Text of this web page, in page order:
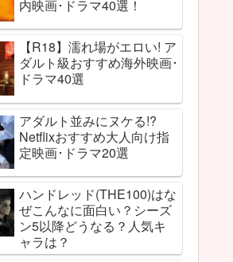
内映画･ドラマ40選！
【R18】濡れ場がエロい! ア
ダルト級おすすめ海外映画･
ドラマ40選
アダルト並みにヌケる!?
Netflixおすすめ大人向け指
定映画･ドラマ20選
ハンドレッド(THE100)はな
ぜこんなに面白い？シーズ
ン5以降どうなる？人気キ
ャラは？